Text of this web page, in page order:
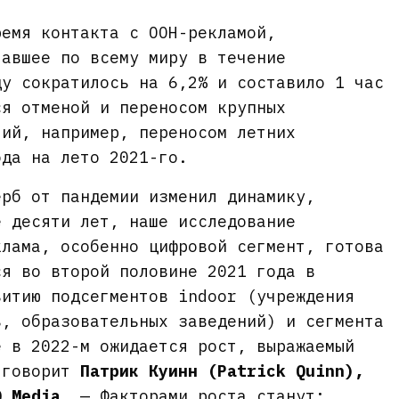
контакта с OOH-рекламой,
по всему миру в течение
сократилось на 6,2% и составило 1 час
отменой и переносом крупных
например, переносом летних
на лето 2021-го.
от пандемии изменил динамику,
десяти лет, наше исследование
особенно цифровой сегмент, готова
во второй половине 2021 года в
подсегментов indoor (учреждения
образовательных заведений) и сегмента
в 2022-м ожидается рост, выражаемый
Патрик Куинн (Patrick Quinn),